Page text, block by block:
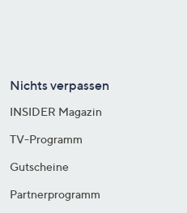
Nichts verpassen
INSIDER Magazin
TV-Programm
Gutscheine
Partnerprogramm